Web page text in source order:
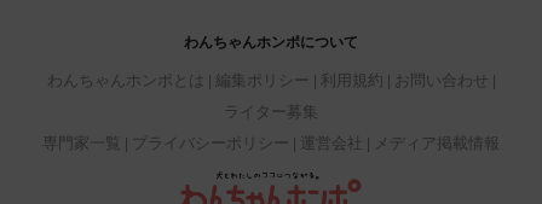
わんちゃんホンポについて
わんちゃんホンポとは 編集ポリシー 利用規約
お問い合わせ
ライター募集
専門家一覧
プライバシーポリシー 運営会社 メディア掲載情報